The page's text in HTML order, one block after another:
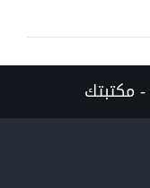
- مكتبتك